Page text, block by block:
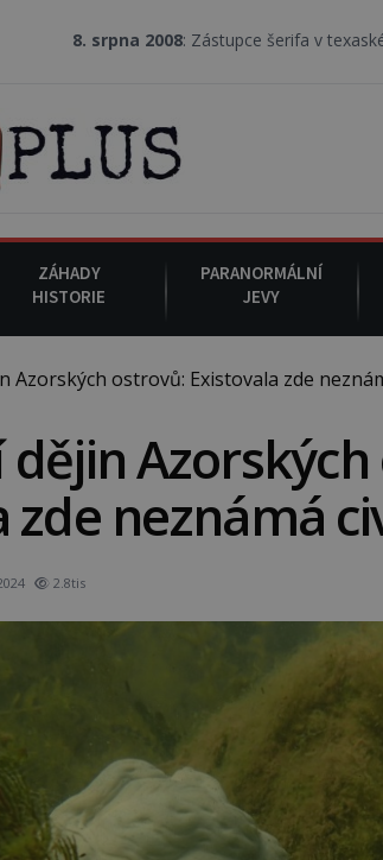
: Zástupce šerifa v texaském DeWitt
ZÁHADY
HISTORIE
PARANORMÁLNÍ
JEVY
Azorských ostrovů: Existovala zde
zde neznámá
2.8tis